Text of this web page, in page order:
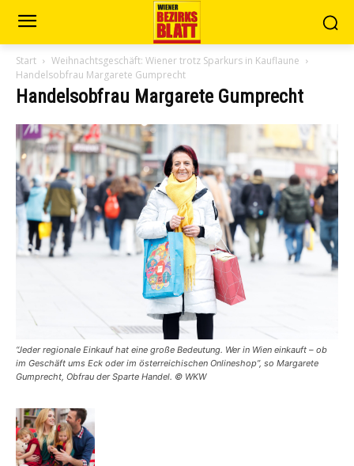
Start
Weihnachtsgeschäft: Wiener trotz Sparkurs in Kauflaune
Handelsobfrau Margarete Gumprecht
Handelsobfrau Margarete Gumprecht
“Jeder regionale Einkauf hat eine große Bedeutung. Wer in Wien einkauft – ob
im Geschäft ums Eck oder im österreichischen Onlineshop”, so Margarete
Gumprecht, Obfrau der Sparte Handel. © WKW